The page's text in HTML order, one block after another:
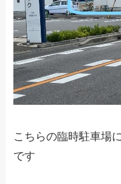
こちらの臨時駐車場
です